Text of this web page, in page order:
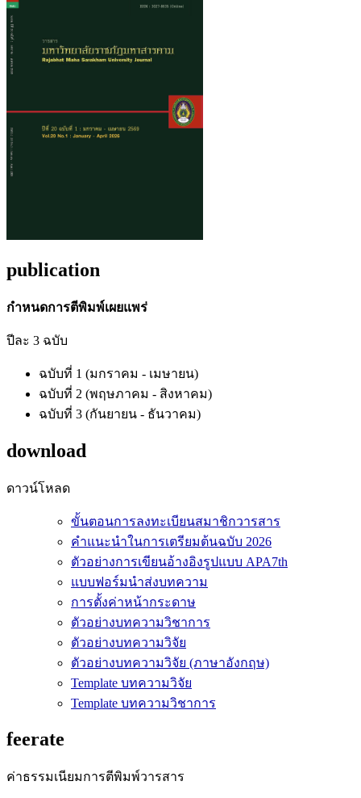
publication
กำหนดการตีพิมพ์เผยแพร่
ปีละ 3 ฉบับ
ฉบับที่ 1 (มกราคม - เมษายน)
ฉบับที่ 2 (พฤษภาคม - สิงหาคม)
ฉบับที่ 3 (กันยายน - ธันวาคม)
download
ดาวน์โหลด
ขั้นตอนการลงทะเบียนสมาชิกวารสาร
คำแนะนำในการเตรียมต้นฉบับ 2026
ตัวอย่างการเขียนอ้างอิงรูปแบบ APA7th
แบบฟอร์มนำส่งบทความ
การตั้งค่าหน้ากระดาษ
ตัวอย่างบทความวิชาการ
ตัวอย่างบทความวิจัย
ตัวอย่างบทความวิจัย (ภาษาอังกฤษ)
Template บทความวิจัย
Template บทความวิชาการ
feerate
ค่าธรรมเนียมการตีพิมพ์วารสาร